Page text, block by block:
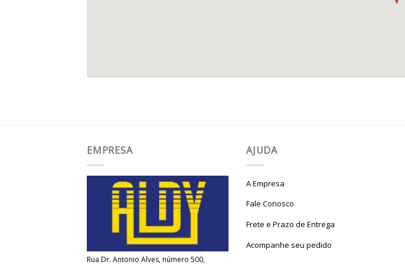
EMPRESA
Rua Dr. Antonio Alves, número 500,
AJUDA
A Empresa
Fale Conosco
Frete e Prazo de Entrega
Acompanhe seu pedido